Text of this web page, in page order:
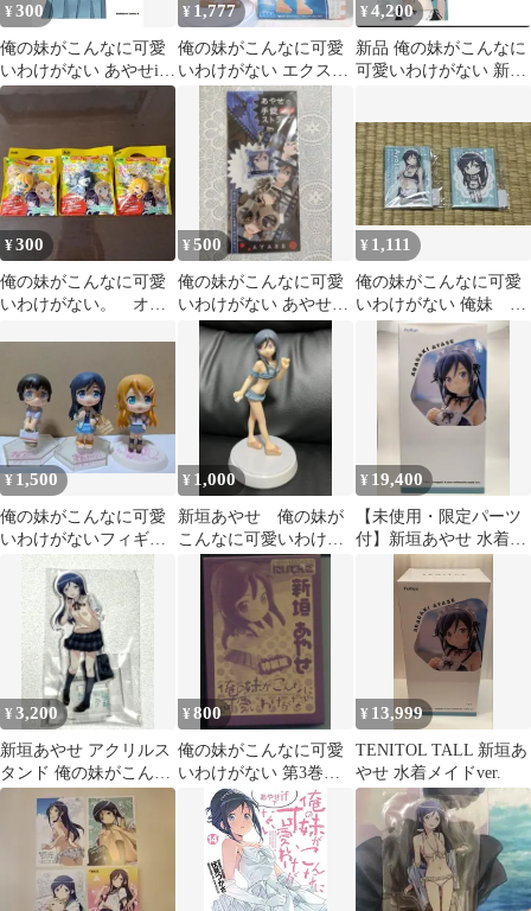
¥300
俺の妹がこんなに可愛
いわけがない あやせif
1／渡会けいじ
¥ 1,777
俺の妹がこんなに可愛
いわけがない エクスト
ラサマービーチフィギ
ュア 新垣あやせ
¥ 4,200
新品 俺の妹がこんなに
可愛いわけがない 新垣
¥300
俺の妹がこんなに可愛
いわけがない。 オリ
¥500
俺の妹がこんなに可愛
いわけがない あやせの
手錠ストラップ
¥ 1,111
俺の妹がこんなに可愛
いわけがない 俺妹 ゲ
ーマーズ くじ E バ
ッジ あやせ
¥1,500
俺の妹がこんなに可愛
いわけがないフィギュ
アきゅんキャラ他高坂
桐乃新垣あやせ麻奈実
¥ 1,000
新垣あやせ 俺の妹が
こんなに可愛いわけが
ない フィギュア
¥ 19,400
【未使用・限定パーツ
付】新垣あやせ 水着メ
イドVer. TENITOL
TALL
¥3,200
新垣あやせ アクリルス
タンド 俺の妹がこんな
に可愛いわけがない あ
やせif ③
¥800
俺の妹がこんなに可愛
いわけがない 第3巻特
装版特典 にいてんご
あやせ
¥ 13,999
TENITOL TALL 新垣あ
やせ 水着メイドver.